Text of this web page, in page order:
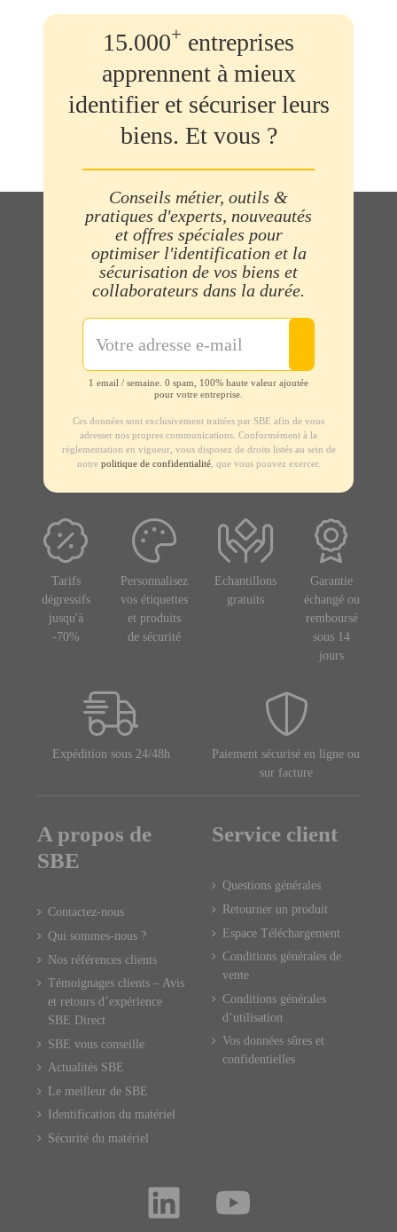
15.000+ entreprises
apprennent à mieux
identifier et sécuriser leurs
biens. Et vous ?
Conseils métier, outils &
pratiques d'experts, nouveautés
et offres spéciales pour
optimiser l'identification et la
sécurisation de vos biens et
collaborateurs dans la durée.
1 email / semaine. 0 spam, 100% haute valeur ajoutée
pour votre entreprise.
Ces données sont exclusivement traitées par SBE afin de vous
adresser nos propres communications. Conformément à la
règlementation en vigueur, vous disposez de droits listés au sein de
notre politique de confidentialité, que vous pouvez exercer.
Tarifs
dégressifs
jusqu'à
-70%
Personnalisez
vos étiquettes
et produits
de sécurité
Echantillons
gratuits
Garantie
échangé ou
remboursé
sous 14
jours
Expédition sous 24/48h
Paiement sécurisé en ligne ou
sur facture
A propos de
SBE
Contactez-nous
Qui sommes-nous ?
Nos références clients
Témoignages clients – Avis
et retours d’expérience
SBE Direct
SBE vous conseille
Actualités SBE
Le meilleur de SBE
Identification du matériel
Sécurité du matériel
Service client
Questions générales
Retourner un produit
Espace Téléchargement
Conditions générales de
vente
Conditions générales
d’utilisation
Vos données sûres et
confidentielles